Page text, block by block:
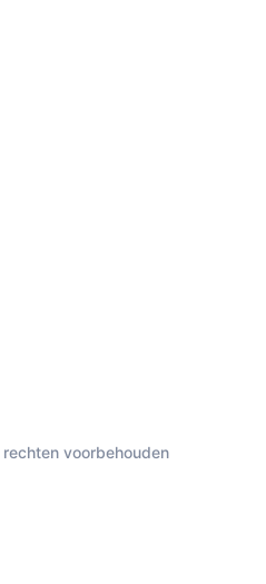
voorbehouden